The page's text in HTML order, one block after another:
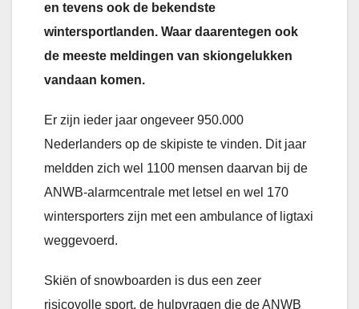
en tevens ook de bekendste
wintersportlanden. Waar daarentegen ook
de meeste meldingen van skiongelukken
vandaan komen.
Er zijn ieder jaar ongeveer 950.000
Nederlanders op de skipiste te vinden. Dit jaar
meldden zich wel 1100 mensen daarvan bij de
ANWB-alarmcentrale met letsel en wel 170
wintersporters zijn met een ambulance of ligtaxi
weggevoerd.
Skiën of snowboarden is dus een zeer
risicovolle sport, de hulpvragen die de ANWB